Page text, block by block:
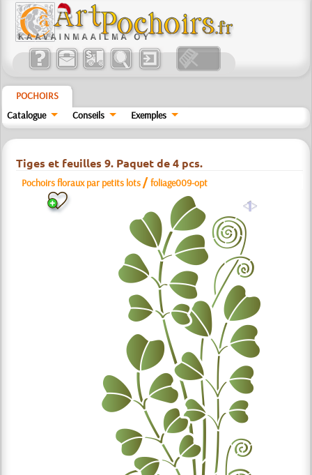
POCHOIRS
Catalogue
Conseils Exemples
Tiges et feuilles 9. Paquet de 4 pcs.
Pochoirs floraux par petits lots /foliage009-opt
a